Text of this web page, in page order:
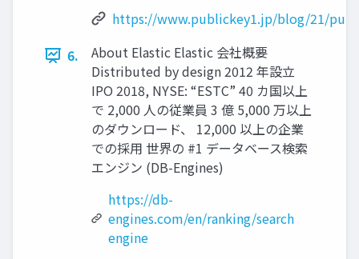
https://www.publickey1.jp/blog/21/
6.
About Elastic Elastic 会社概要
Distributed by design 2012 年設⽴
IPO 2018, NYSE: “ESTC” 40 カ国以上
で 2,000 ⼈の従業員 3 億 5,000 万以上
のダウンロード、 12,000 以上の企業
での採⽤ 世界の #1 データベース検索
エンジン (DB-Engines)
https://db-
engines.com/en/ranking/search
engine